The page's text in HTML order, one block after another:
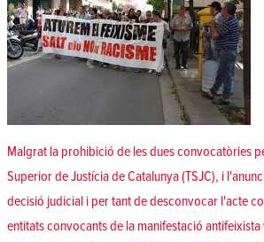
Malgrat la prohibició de les dues convocatòries
Superior de Justícia de Catalunya (TSJC), i
decisió judicial i per tant de desconvocar l'acte
entitats convocants de la manifestació